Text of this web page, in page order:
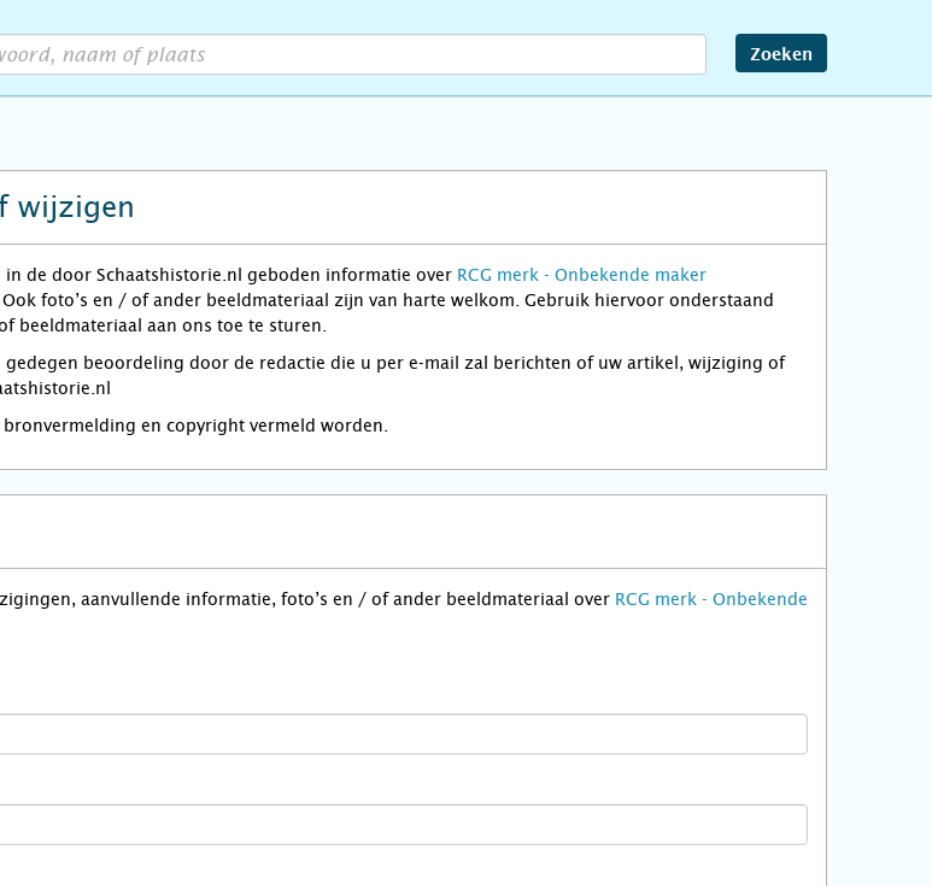
Zoeken
wijzigen
de door Schaatshistorie.nl geboden informatie over RCG merk - Onbekende maker
foto’s en / of ander beeldmateriaal zijn van harte welkom. Gebruik hiervoor onderstaand
beeldmateriaal aan ons toe te sturen.
beoordeling door de redactie die u per e-mail zal berichten of uw artikel, wijziging of
en copyright vermeld worden.
aanvullende informatie, foto’s en / of ander beeldmateriaal over RCG merk - Onbekende